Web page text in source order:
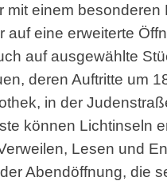
mit einem
eine erweiterte
auf ausgewählte
deren Auftritte um
in der
können Lichtinseln
Lesen und
Abendöffnung, die